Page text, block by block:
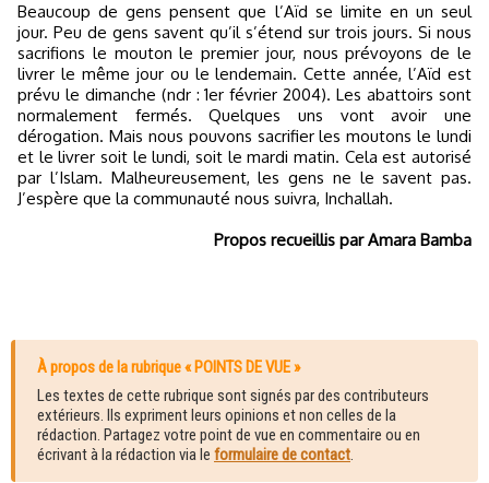
Beaucoup de gens pensent que l’Aïd se limite en un seul
jour. Peu de gens savent qu’il s’étend sur trois jours. Si nous
sacrifions le mouton le premier jour, nous prévoyons de le
livrer le même jour ou le lendemain. Cette année, l’Aïd est
prévu le dimanche (ndr : 1er février 2004). Les abattoirs sont
normalement fermés. Quelques uns vont avoir une
dérogation. Mais nous pouvons sacrifier les moutons le lundi
et le livrer soit le lundi, soit le mardi matin. Cela est autorisé
par l’Islam. Malheureusement, les gens ne le savent pas.
J’espère que la communauté nous suivra, Inchallah.
Propos recueillis par Amara Bamba
À propos de la rubrique « POINTS DE VUE »
Les textes de cette rubrique sont signés par des contributeurs
extérieurs. Ils expriment leurs opinions et non celles de la
rédaction. Partagez votre point de vue en commentaire ou en
écrivant à la rédaction via le formulaire de contact.